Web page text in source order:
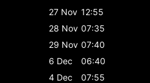
27 Nov 12:55
28 Nov 07:35
29 Nov 07:40
6 Dec
06:40
4 Dec
07:55